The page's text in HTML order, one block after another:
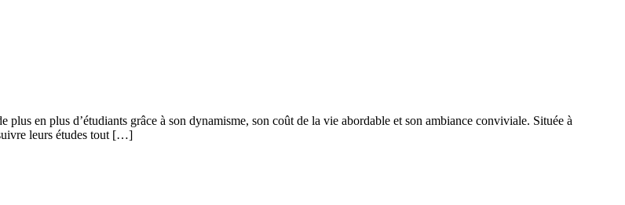
en plus d’étudiants grâce à son dynamisme, son coût de la vie abordable et son ambiance conviviale. Située à
leurs études tout […]